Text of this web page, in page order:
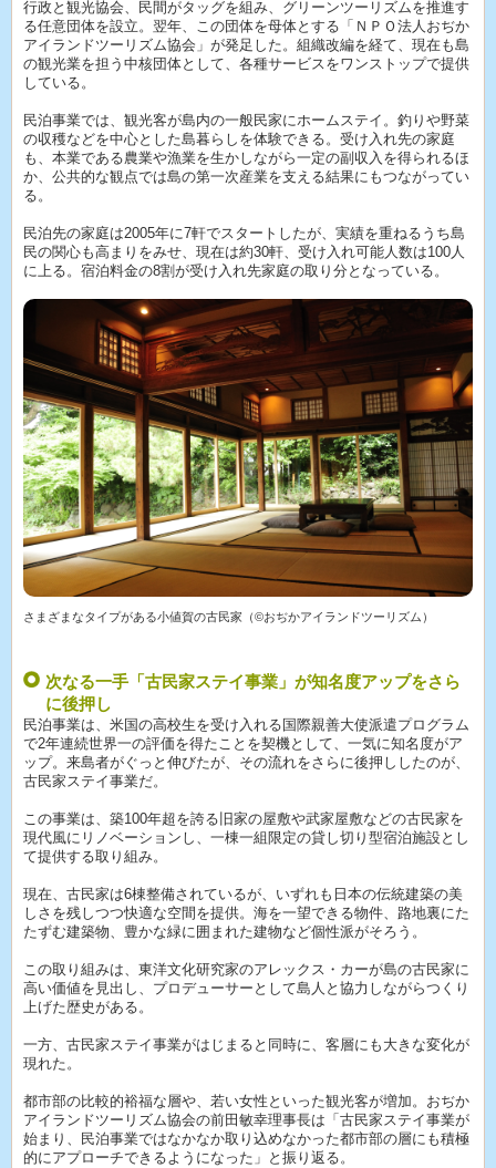
行政と観光協会、民間がタッグを組み、グリーンツーリズムを推進す
る任意団体を設立。翌年、この団体を母体とする「ＮＰＯ法人おぢか
アイランドツーリズム協会」が発足した。組織改編を経て、現在も島
の観光業を担う中核団体として、各種サービスをワンストップで提供
している。
民泊事業では、観光客が島内の一般民家にホームステイ。釣りや野菜
の収穫などを中心とした島暮らしを体験できる。受け入れ先の家庭
も、本業である農業や漁業を生かしながら一定の副収入を得られるほ
か、公共的な観点では島の第一次産業を支える結果にもつながってい
る。
民泊先の家庭は2005年に7軒でスタートしたが、実績を重ねるうち島
民の関心も高まりをみせ、現在は約30軒、受け入れ可能人数は100人
に上る。宿泊料金の8割が受け入れ先家庭の取り分となっている。
さまざまなタイプがある小値賀の古民家（©おぢかアイランドツーリズム）
次なる一手「古民家ステイ事業」が知名度アップをさら
に後押し
民泊事業は、米国の高校生を受け入れる国際親善大使派遣プログラム
で2年連続世界一の評価を得たことを契機として、一気に知名度がア
ップ。来島者がぐっと伸びたが、その流れをさらに後押ししたのが、
古民家ステイ事業だ。
この事業は、築100年超を誇る旧家の屋敷や武家屋敷などの古民家を
現代風にリノベーションし、一棟一組限定の貸し切り型宿泊施設とし
て提供する取り組み。
現在、古民家は6棟整備されているが、いずれも日本の伝統建築の美
しさを残しつつ快適な空間を提供。海を一望できる物件、路地裏にた
たずむ建築物、豊かな緑に囲まれた建物など個性派がそろう。
この取り組みは、東洋文化研究家のアレックス・カーが島の古民家に
高い価値を見出し、プロデューサーとして島人と協力しながらつくり
上げた歴史がある。
一方、古民家ステイ事業がはじまると同時に、客層にも大きな変化が
現れた。
都市部の比較的裕福な層や、若い女性といった観光客が増加。おぢか
アイランドツーリズム協会の前田敏幸理事長は「古民家ステイ事業が
始まり、民泊事業ではなかなか取り込めなかった都市部の層にも積極
的にアプローチできるようになった」と振り返る。